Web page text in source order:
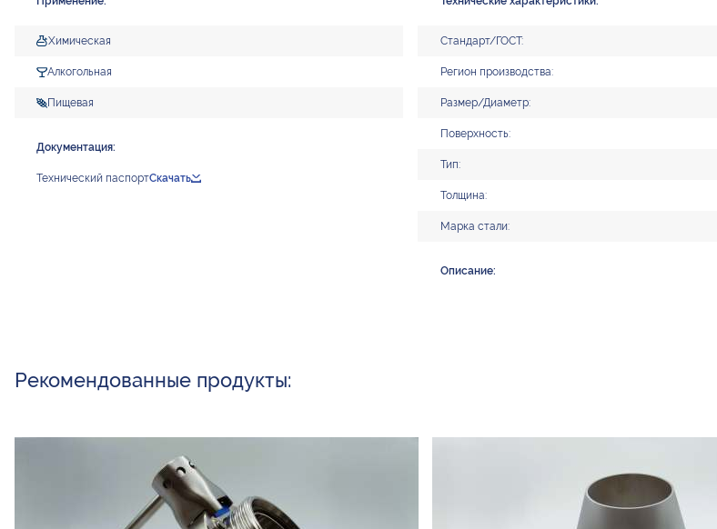
Химическая
Алкогольная
Пищевая
Документация:
Технический паспортСкачать
Стандарт/ГОСТ:
Регион производства:
Размер/Диаметр:
Поверхность:
Тип:
Толщина:
Марка стали:
Описание:
Рекомендованные продукты: